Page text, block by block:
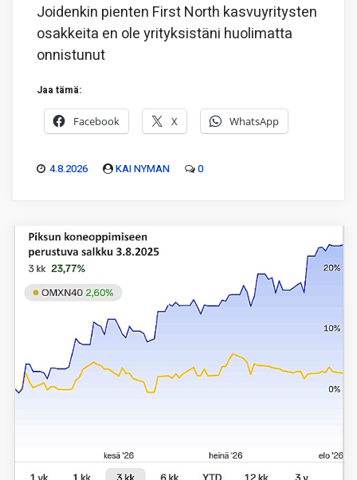
Joidenkin pienten First North kasvuyritysten
osakkeita en ole yrityksistäni huolimatta
onnistunut
Jaa tämä:
Facebook X WhatsApp
4.8.2026 KAI NYMAN 0